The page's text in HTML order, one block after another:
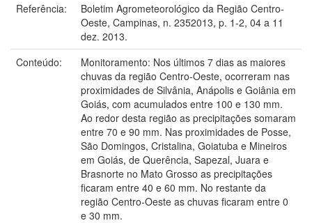
Referência:
Boletim Agrometeorológico da Região Centro-
Oeste, Campinas, n. 2352013, p. 1-2, 04 a 11
dez. 2013.
Conteúdo:
Monitoramento: Nos últimos 7 dias as maiores
chuvas da região Centro-Oeste, ocorreram nas
proximidades de Silvânia, Anápolis e Goiânia em
Goiás, com acumulados entre 100 e 130 mm.
Ao redor desta região as precipitações somaram
entre 70 e 90 mm. Nas proximidades de Posse,
São Domingos, Cristalina, Goiatuba e Mineiros
em Goiás, de Querência, Sapezal, Juara e
Brasnorte no Mato Grosso as precipitações
ficaram entre 40 e 60 mm. No restante da
região Centro-Oeste as chuvas ficaram entre 0
e 30 mm.